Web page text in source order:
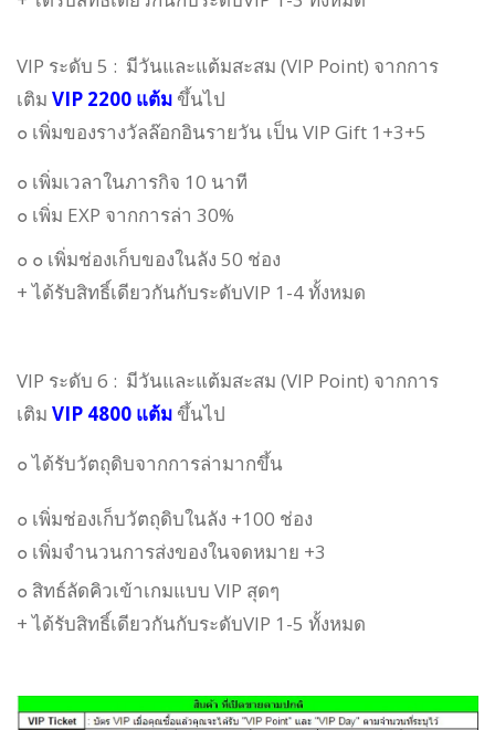
VIP ระดับ 5 : มีวันและแต้มสะสม (VIP Point) จากการ
เติม VIP 2200 แต้ม ขึ้นไป
๐ เพิ่มของรางวัลล๊อกอินรายวัน เป็น VIP Gift 1+3+5
๐ เพิ่มเวลาในภารกิจ 10 นาที
๐ เพิ่ม EXP จากการล่า 30%
๐ ๐ เพิ่มช่องเก็บของในลัง 50 ช่อง
+ ได้รับสิทธิ์เดียวกันกับระดับVIP 1-4 ทั้งหมด
VIP ระดับ 6 : มีวันและแต้มสะสม (VIP Point) จากการ
เติม VIP 4800 แต้ม ขึ้นไป
๐ ได้รับวัตถุดิบจากการล่ามากขึ้น
๐ เพิ่มช่องเก็บวัตถุดิบในลัง +100 ช่อง
๐ เพิ่มจำนวนการส่งของในจดหมาย +3
๐ สิทธ์ลัดคิวเข้าเกมแบบ VIP สุดๆ
+ ได้รับสิทธิ์เดียวกันกับระดับVIP 1-5 ทั้งหมด